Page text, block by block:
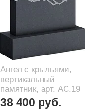
Ангел с крыльями,
вертикальный
памятник, арт. AC.19
38 400 руб.